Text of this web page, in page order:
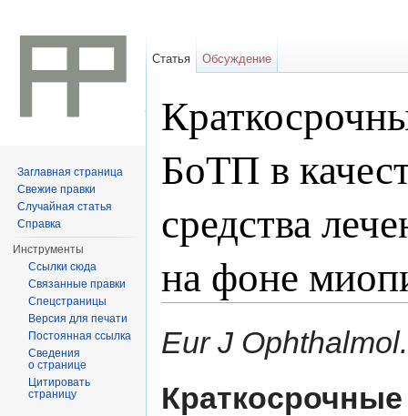
БоТП в
средства
на фоне
Eur J
Статья Обсуждение
Заглавная страница
Свежие правки
Случайная статья
Справка
Инструменты
Ссылки сюда
Связанные правки
Спецстраницы
Версия для печати
Постоянная ссылка
Сведения
о странице
Цитировать
страницу